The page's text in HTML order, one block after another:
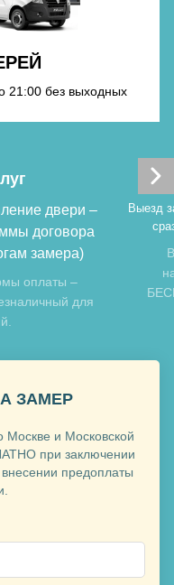
Хочу такую
Хочу такую
Хочу такую
без выходных
двери –
договора
замера)
оплаты –
для
Выезд
ЗАМЕР
и Московской
при заключении
предоплаты